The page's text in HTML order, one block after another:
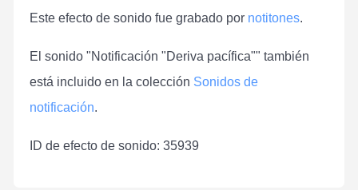
Este efecto de sonido fue grabado por notitones.
El sonido "Notificación "Deriva pacífica"" también
está incluido en la colección Sonidos de
notificación.
ID de efecto de sonido: 35939